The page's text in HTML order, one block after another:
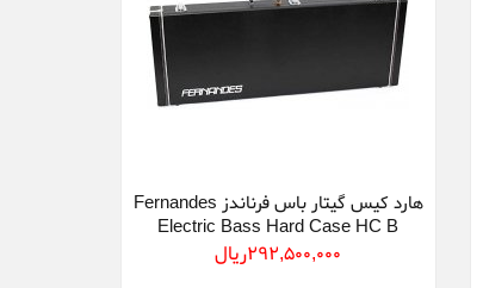
هارد کیس گیتار باس فرناندز Fernandes
Electric Bass Hard Case HC B
292,500,000ريال